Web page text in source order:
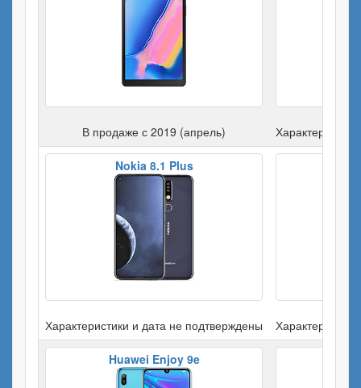
В продаже с 2019 (апрель)
Nokia 8.1 Plus
Характеристики и дата не подтверждены
Huawei Enjoy 9e